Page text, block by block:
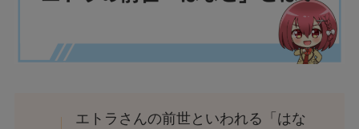
エトラさんの前世といわれる「はな